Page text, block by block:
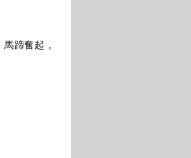
蹄奮起，